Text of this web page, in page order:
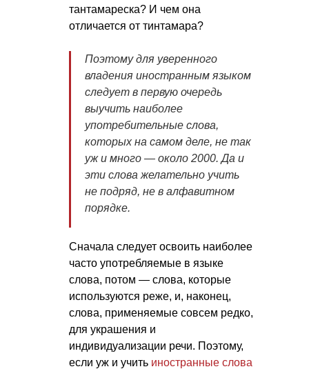
тантамареска? И чем она
отличается от тинтамара?
Поэтому для уверенного
владения иностранным языком
следует в первую очередь
выучить наиболее
употребительные слова,
которых на самом деле, не так
уж и много — около 2000. Да и
эти слова желательно учить
не подряд, не в алфавитном
порядке.
Сначала следует освоить наиболее
часто употребляемые в языке
слова, потом — слова, которые
используются реже, и, наконец,
слова, применяемые совсем редко,
для украшения и
индивидуализации речи. Поэтому,
если уж и учить иностранные слова